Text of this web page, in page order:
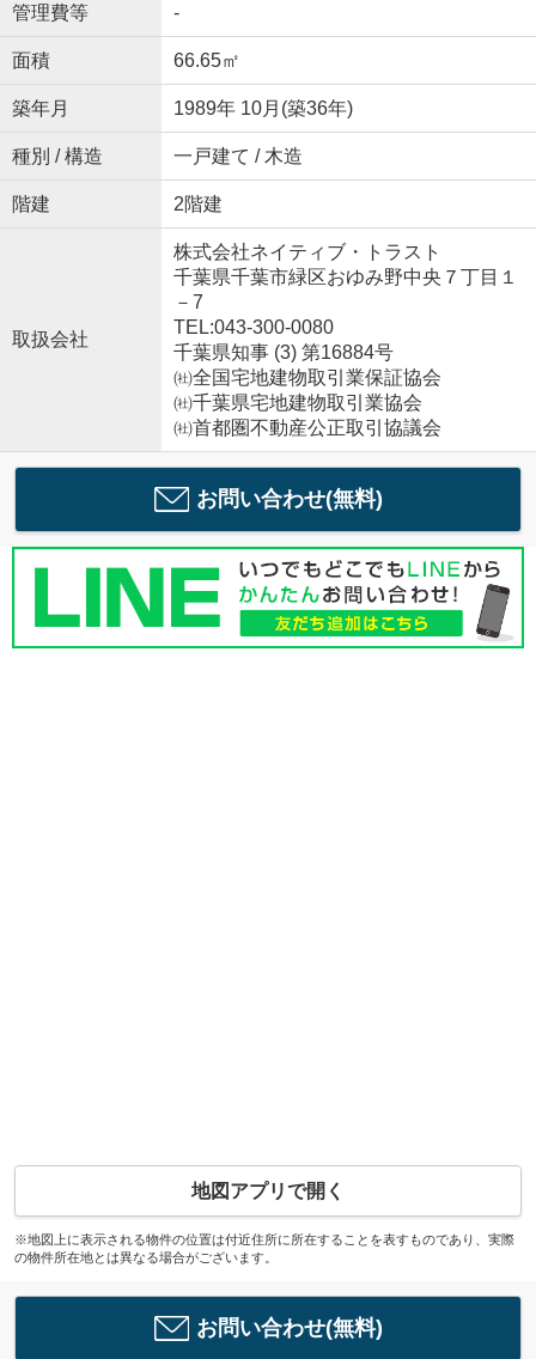
管理費等 -
面積 66.65㎡
築年月 1989年 10月(築36年)
種別 / 構造 一戸建て / 木造
階建 2階建
取扱会社
株式会社ネイティブ・トラスト
千葉県千葉市緑区おゆみ野中央７丁目１
－7
TEL:043-300-0080
千葉県知事 (3) 第16884号
㈳全国宅地建物取引業保証協会
㈳千葉県宅地建物取引業協会
㈳首都圏不動産公正取引協議会
お問い合わせ(無料)
地図アプリで開く
※地図上に表示される物件の位置は付近住所に所在することを表すものであり、実際
の物件所在地とは異なる場合がございます。
お問い合わせ(無料)